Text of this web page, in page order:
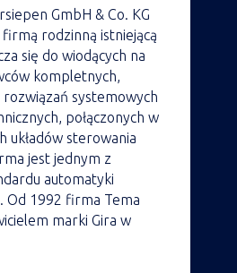
GmbH & Co. KG
rodzinną istniejącą
się do wiodących na
kompletnych,
systemowych
połączonych w
układów sterowania
jest jednym z
automatyki
Od 1992 firma Tema
marki Gira w